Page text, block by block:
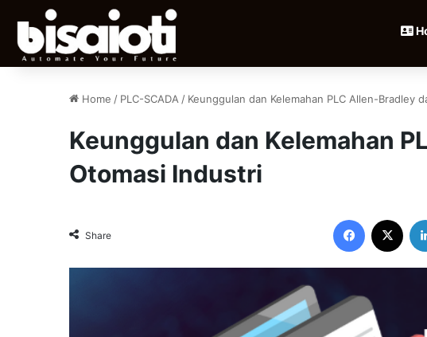
Home / PLC-SCADA / Keunggulan dan Kelemahan PLC Allen-Bradley
Keunggulan dan Kelemahan
Otomasi Industri
Share
Facebook